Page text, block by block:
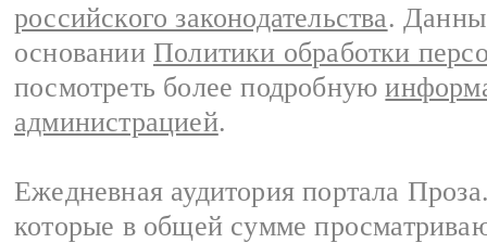
российского законодательства.
основании Политики обработки
посмотреть более подробную
администрацией.
Ежедневная аудитория портала
которые в общей сумме